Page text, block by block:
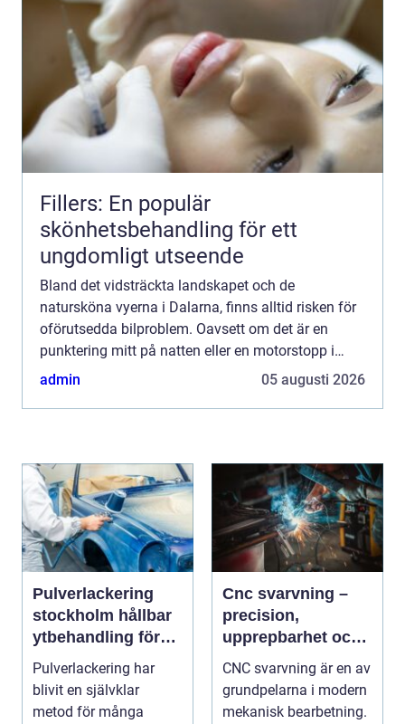
Fillers: En populär
skönhetsbehandling för ett
ungdomligt utseende
Bland det vidsträckta landskapet och de
natursköna vyerna i Dalarna, finns alltid risken för
oförutsedda bilproblem. Oavsett om det är en
punktering mitt på natten eller en motorstopp i
rusningstrafik, kan behovet av en...
admin 05 augusti 2026
Pulverlackering
stockholm hållbar
ytbehandling för
industri och design
Pulverlackering har
blivit en självklar
metod för många
Cnc svarvning –
precision,
upprepbarhet och
smart produktion
CNC svarvning är en av
grundpelarna i modern
mekanisk bearbetning.